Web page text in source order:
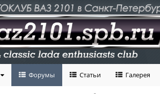
Форумы Статьи Галерея